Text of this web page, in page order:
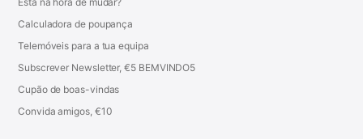
Calculadora de poupança
Telemóveis para a tua equipa
Subscrever Newsletter, €5 BEMVINDO5
Cupão de boas-vindas
Convida amigos, €10